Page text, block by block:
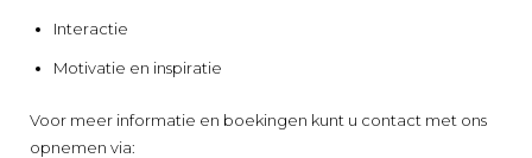
Interactie
Motivatie en inspiratie
Voor meer informatie en boekingen kunt u contact met ons
opnemen via: